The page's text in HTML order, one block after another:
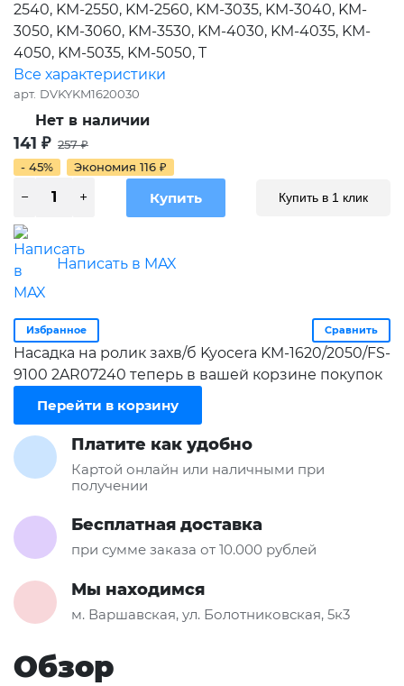
2540, KM-2550, KM-2560, KM-3035, KM-3040, KM-
3050, KM-3060, KM-3530, KM-4030, KM-4035, KM-
4050, KM-5035, KM-5050, T
Все характеристики
арт. DVKYKM1620030
Нет в наличии
141 ₽ 257₽
- 45%
Экономия 116 ₽
Купить в 1 клик
Написать в MAX
Избранное Сравнить
Насадка на ролик захв/б Kyocera KM-1620/2050/FS-
9100 2AR07240 теперь в вашей корзине покупок
Перейти в корзину
Платите как удобно
Картой онлайн или наличными при
получении
Бесплатная доставка
при сумме заказа от 10.000 рублей
Мы находимся
м. Варшавская, ул. Болотниковская, 5к3
Обзор